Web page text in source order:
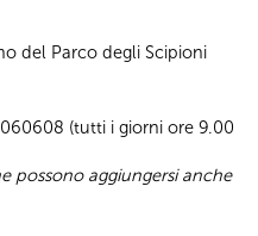
del Parco degli Scipioni
(tutti i giorni ore 9.00
possono aggiungersi anche